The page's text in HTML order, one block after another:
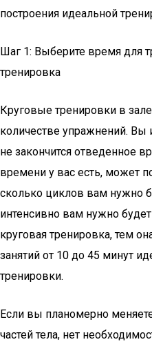
построения идеальной
Шаг 1: Выберите время для
тренировка
Круговые тренировки в
количестве упражнений. Вы
не закончится отведенное
времени у вас есть, может
сколько циклов вам нужно
интенсивно вам нужно
круговая тренировка, тем
занятий от 10 до 45 минут
тренировки.
Если вы планомерно
частей тела, нет